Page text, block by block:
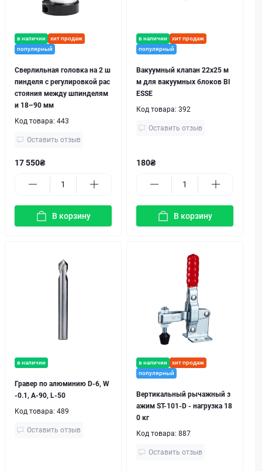
в наличии
хит продаж
популярный
Сверлильная головка на 2 ш
пинделя с регулировкой рас
стояния между шпинделям
и 18–90 мм
Код товара: 443
Оставить отзыв
17 550₴
В корзину
в наличии
хит продаж
популярный
Вакуумный клапан 22х25 м
м для вакуумных блоков BI
ESSE
Код товара: 392
Оставить отзыв
180₴
В корзину
в наличии
Гравер по алюминию D-6, W
-0.1, A-90, L-50
Код товара: 489
Оставить отзыв
в наличии
хит продаж
популярный
Вертикальный рычажный з
ажим ST-101-D - нагрузка 18
0 кг
Код товара: 887
Оставить отзыв